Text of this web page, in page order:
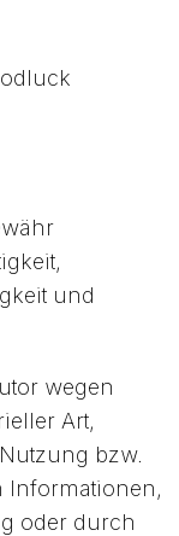
und
wegen
Art,
bzw.
Informationen,
oder durch